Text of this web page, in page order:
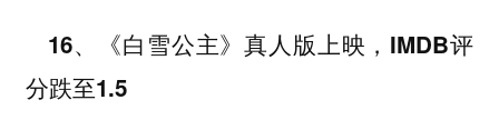
16、《白雪公主》真人版上映，IMDB评
分跌至1.5